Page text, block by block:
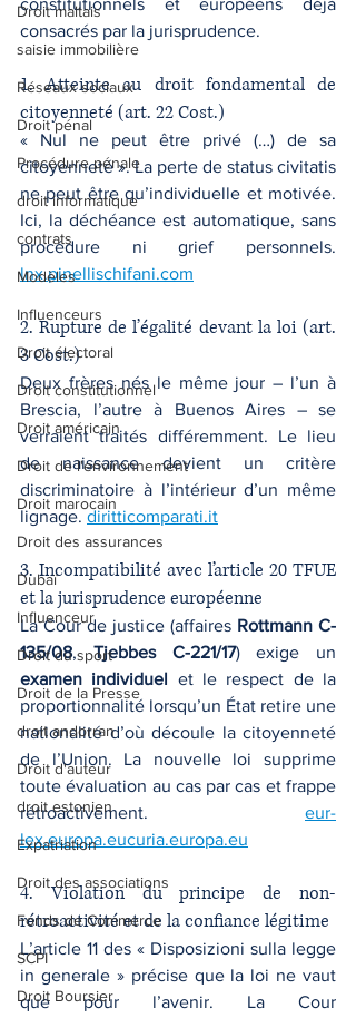
Droit maltais
saisie immobilière
Réseaux sociaux
Droit pénal
Procédure pénale
droit informatique
contrats
Modèles
Influenceurs
Droit électoral
Droit constitutionnel
Droit américain
Droit de l'environnement
Droit marocain
Droit des assurances
Dubaï
Influenceur
Droit du sport
Droit de la Presse
droit andorran
Droit d'auteur
droit estonien
Expatriation
Droit des associations
Fonds de Commerce
SCPI
Droit Boursier
constitutionnels et européens déjà
consacrés par la jurisprudence.
1. Atteinte au droit fondamental de
citoyenneté (art. 22 Cost.)
« Nul ne peut être privé (…) de sa
citoyenneté ». La perte de status civitatis
ne peut être qu’individuelle et motivée.
Ici, la déchéance est automatique, sans
lnx.pinellischifani.com
2. Rupture de l’égalité devant la loi (art.
3 Cost.)
Deux frères nés le même jour – l’un à
Brescia, l’autre à Buenos Aires – se
verraient traités différemment. Le lieu
de naissance devient un critère
discriminatoire à l’intérieur d’un même
lignage. diritticomparati.it
3. Incompatibilité avec l’article 20 TFUE
et la jurisprudence européenne
La Cour de justice (affaires Rottmann C-
135/08, Tjebbes C-221/17
examen individuel et le respect de la
proportionnalité lorsqu’un État retire une
nationalité d’où découle la citoyenneté
de l’Union. La nouvelle loi supprime
toute évaluation au cas par cas et frappe
rétroactivement. eur-
lex.europa.eucuria.europa.eu
4. Violation du principe de non-
rétroactivité et de la confiance légitime
L’article 11 des « Disposizioni sulla legge
in generale » précise que la loi ne vaut
que pour l’avenir. La Cour